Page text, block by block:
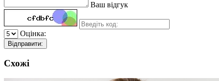
Ваш відгук
Оцінка:
Відправити:
Схожі